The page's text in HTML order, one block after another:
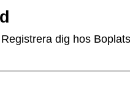
dig hos